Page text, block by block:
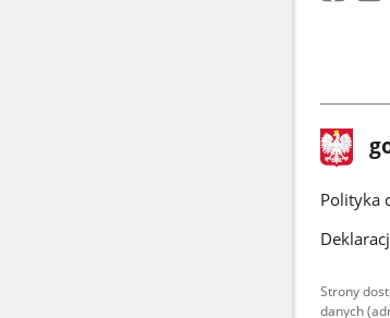
stopka
gov.pl
Polityka
Strony
danych